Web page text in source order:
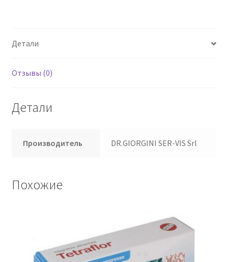
Детали
Отзывы (0)
Детали
Производитель DR.GIORGINI SER-VIS Srl
Похожие